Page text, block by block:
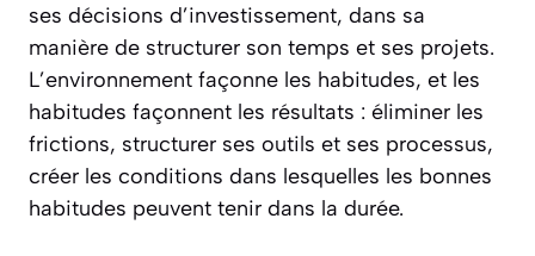
ses décisions d’investissement, dans sa
manière de structurer son temps et ses projets.
L’environnement façonne les habitudes, et les
habitudes façonnent les résultats : éliminer les
frictions, structurer ses outils et ses processus,
créer les conditions dans lesquelles les bonnes
habitudes peuvent tenir dans la durée.